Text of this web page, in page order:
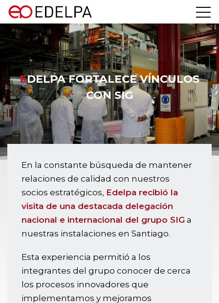
EDELPA FORTALECE VÍNCULOS
CON SIG
En la constante búsqueda de mantener
relaciones de calidad con nuestros
socios estratégicos, Edelpa recibió la
visita de una destacada delegación
nacional e internacional del grupo SIG a
nuestras instalaciones en Santiago.
Esta experiencia permitió a los
integrantes del grupo conocer de cerca
los procesos innovadores que
implementamos y mejoramos